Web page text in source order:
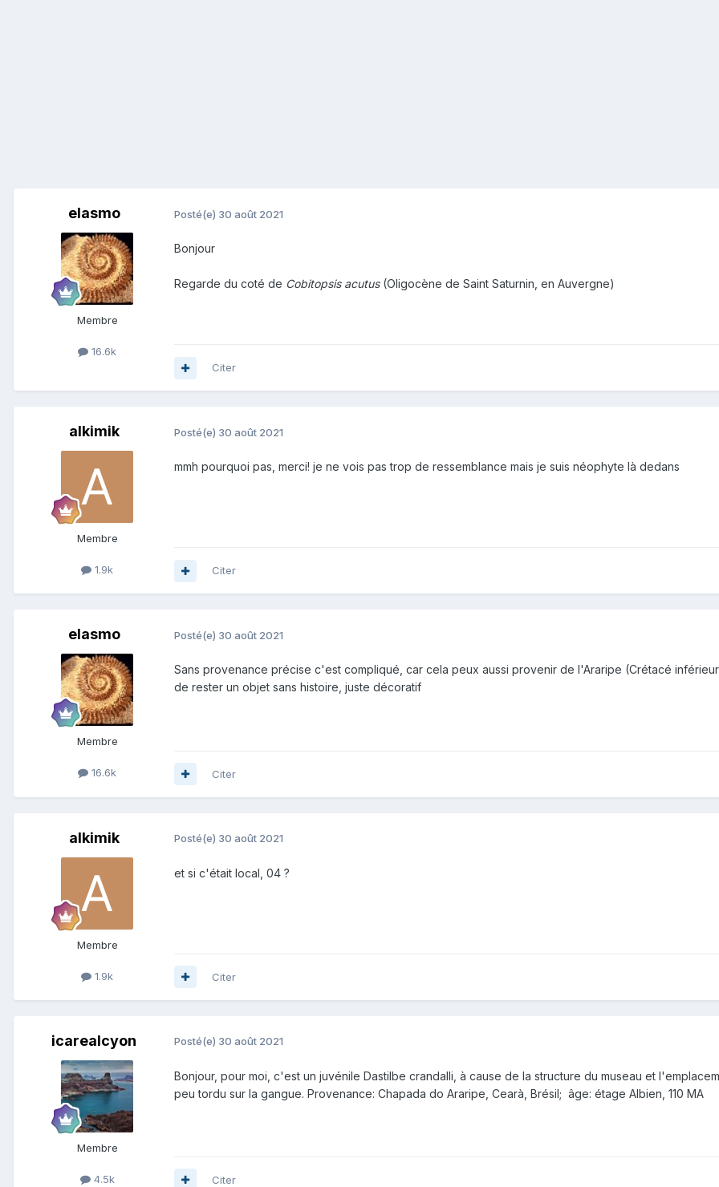
elasmo
Membre
16.6k
Posté(e) 30 août 2021
Bonjour
Regarde du coté de Cobitopsis acutus(Oligocène de Saint Saturnin, en Auvergne)
Citer
alkimik
Membre
1.9k
Posté(e) 30 août 2021
mmh pourquoi pas, merci! je ne vois pas trop de ressemblance mais je suis néophyte là dedans
Citer
elasmo
Membre
16.6k
Posté(e) 30 août 2021
Sans provenance précise c'est compliqué, car cela peux aussi provenir de l'Araripe (Crétacé
de rester un objet sans histoire, juste décoratif
Citer
alkimik
Membre
1.9k
Posté(e) 30 août 2021
et si c'était local, 04 ?
Citer
icarealcyon
Membre
4.5k
Posté(e) 30 août 2021
Bonjour, pour moi, c'est un juvénile Dastilbe crandalli, à cause de la structure du museau et
peu tordu sur la gangue. Provenance: Chapada do Araripe, Cearà, Brésil; âge: étage Albien, 110 MA
Citer